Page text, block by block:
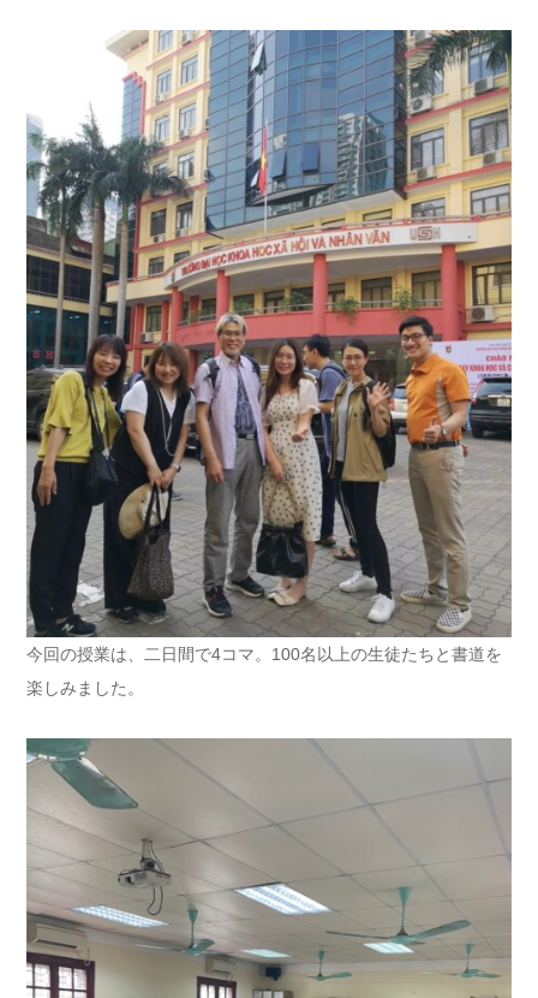
今回の授業は、二日間で4コマ。100名以上の生徒たちと書道を
楽しみました。